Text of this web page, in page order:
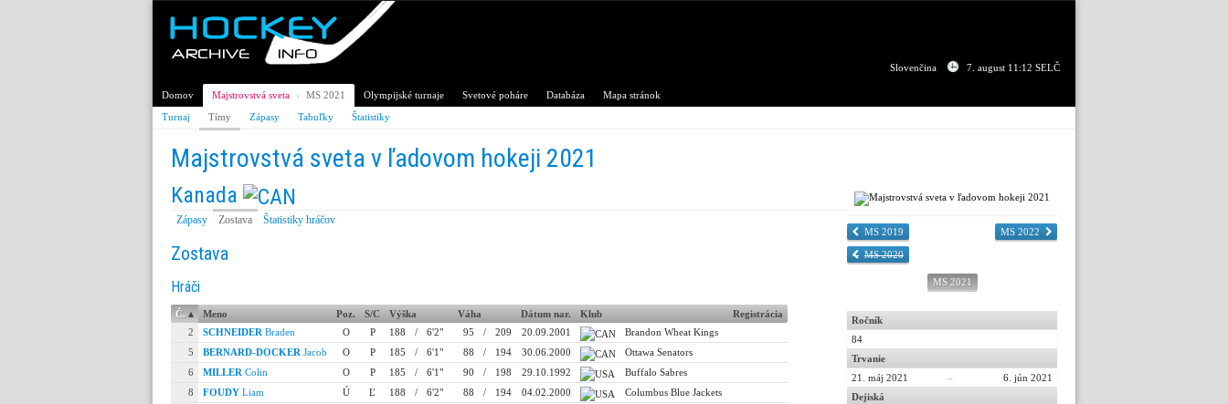
Slovenčina 7. august 11:12 SELČ
Domov Majstrovstvá sveta › MS 2021 Olympijské turnaje Svetové poháre Databáza
Mapa stránok
Turnaj
Tímy Zápasy Tabuľky Štatistiky
Majstrovstvá sveta v ľadovom hokeji 2021
Kanada
Zápasy Zostava Štatistiky hráčov
Zostava
Hráči
Č. ▴ Meno Poz. S/C Výška Váha Dátum nar. Klub Registrácia
2 SCHNEIDER Braden O P 188 / 6'2" 95 / 209 20.09.2001
Brandon Wheat Kings
5
BERNARD-DOCKER Jacob O P 185 / 6'1" 88 / 194 30.06.2000
Ottawa Senators
6
MILLER Colin O P 185 / 6'1" 90 / 198 29.10.1992
Buffalo Sabres
8
FOUDY Liam Ú Ľ 188 / 6'2" 88 / 194 04.02.2000
Columbus Blue Jackets
MS 2019
MS 2020
MS 2022
MS 2021
Ročník
84
Trvanie
21. máj 2021
–
6. jún 2021
Dejiská